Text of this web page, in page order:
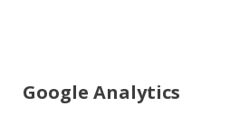
Google Analytics